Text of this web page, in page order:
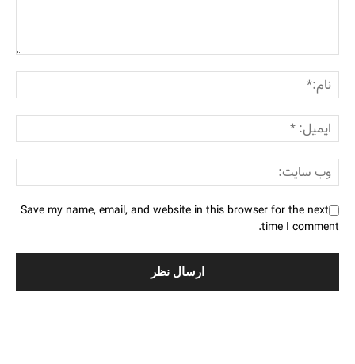
Save my name, email, and website in this browser for the next
time I comment.